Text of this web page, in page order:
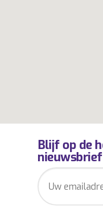
Blijf op de
nieuwsbrief